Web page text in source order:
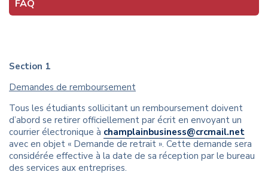
FAQ
Section 1
Demandes de remboursement
Tous les étudiants sollicitant un remboursement doivent
d’abord se retirer officiellement par écrit en envoyant un
courrier électronique à champlainbusiness@crcmail.net
avec en objet « Demande de retrait ». Cette demande sera
considérée effective à la date de sa réception par le bureau
des services aux entreprises.